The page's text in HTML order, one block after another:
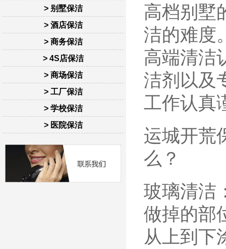
> 别墅保洁
> 酒店保洁
> 商务保洁
> 4S店保洁
> 商场保洁
> 工厂保洁
> 学校保洁
> 医院保洁
高档别墅
洁的难度
高端清洁
洁剂以及
工作认真
运城开荒
么？
玻璃清洁
做掉的部
从上到下